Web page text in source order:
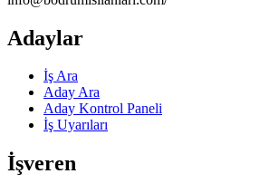
Adaylar
İş Ara
Aday Ara
Aday Kontrol Paneli
İş Uyarıları
İşveren